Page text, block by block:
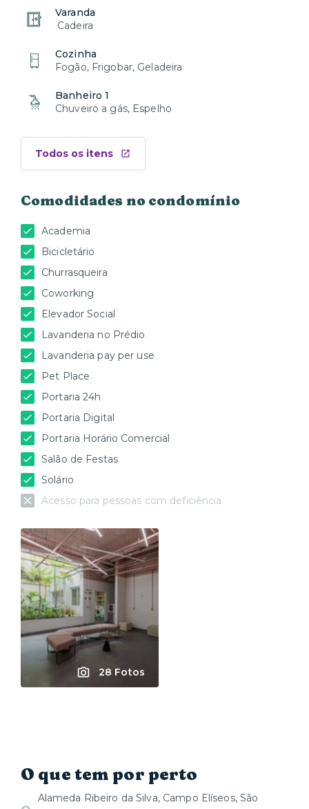
Varanda
Cadeira
Cozinha
Fogão, Frigobar, Geladeira
Banheiro 1
Chuveiro a gás, Espelho
Todos os itens
Comodidades no condomínio
Academia
Bicicletário
Churrasqueira
Coworking
Elevador Social
Lavanderia no Prédio
Lavanderia pay per use
Pet Place
Portaria 24h
Portaria Digital
Portaria Horário Comercial
Salão de Festas
Solário
Acesso para pessoas com deficiência
28 Fotos
O que tem por perto
Alameda Ribeiro da Silva, Campo Elíseos, São